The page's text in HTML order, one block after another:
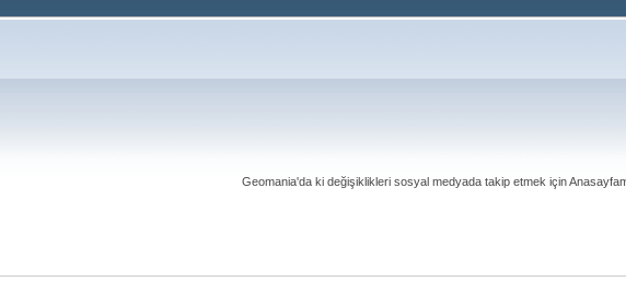
Geomania'da ki değişiklikleri sosyal medyada takip etmek için